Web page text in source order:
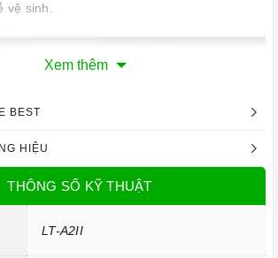
vệ sinh.
Xem thêm
BEST
HIỆU
THÔNG SỐ KỸ THUẬT
LT-A2II